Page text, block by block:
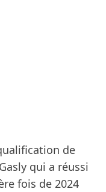
de
qui a réussi
fois de 2024